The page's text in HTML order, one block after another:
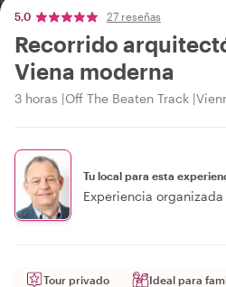
5,0 27 reseñas
Recorrido
Viena moderna
3 horas Off The Beaten Track
Tu local para esta
Experiencia
Tour privado Ideal para